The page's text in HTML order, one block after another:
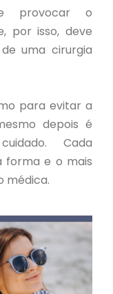
provocar o
por isso, deve
uma cirurgia
para evitar a
depois é
Cada
forma e o mais
médica.